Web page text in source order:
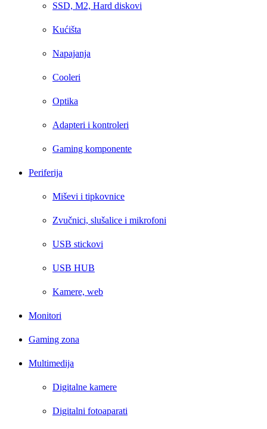
SSD, M2, Hard diskovi
Kućišta
Napajanja
Cooleri
Optika
Adapteri i kontroleri
Gaming komponente
Periferija
Miševi i tipkovnice
Zvučnici, slušalice i mikrofoni
USB stickovi
USB HUB
Kamere, web
Monitori
Gaming zona
Multimedija
Digitalne kamere
Digitalni fotoaparati